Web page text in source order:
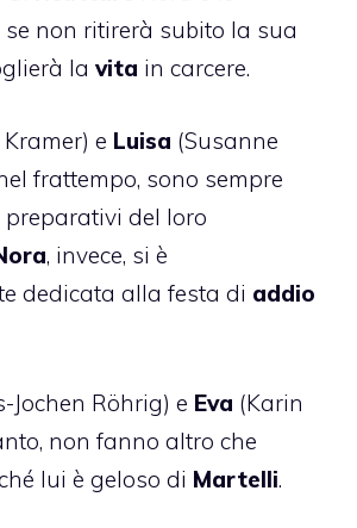
non ritirerà subito la sua
la vita in carcere.
e Luisa (Susanne
frattempo, sono sempre
del loro
, invece, si è
dedicata alla festa di addio
Jochen Röhrig) e Eva (Karin
non fanno altro che
lui è geloso di Martelli.